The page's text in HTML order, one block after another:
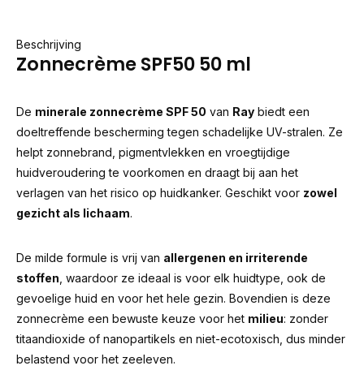
Beschrijving
Zonnecrème SPF50 50 ml
De minerale zonnecrème SPF 50 van Ray biedt een
doeltreffende bescherming tegen schadelijke UV-stralen. Ze
helpt zonnebrand, pigmentvlekken en vroegtijdige
huidveroudering te voorkomen en draagt bij aan het
verlagen van het risico op huidkanker. Geschikt voor zowel
gezicht als lichaam.
De milde formule is vrij van allergenen en irriterende
stoffen , waardoor ze ideaal is voor elk huidtype, ook de
gevoelige huid en voor het hele gezin. Bovendien is deze
zonnecrème een bewuste keuze voor het milieu: zonder
titaandioxide of nanopartikels en niet-ecotoxisch, dus minder
belastend voor het zeeleven.